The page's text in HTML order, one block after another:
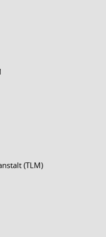
(TLM)